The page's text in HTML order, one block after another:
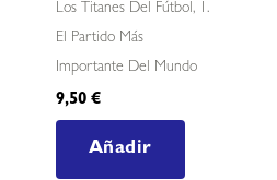
Los Titanes Del Fútbol, 1.
El Partido Más
Importante Del Mundo
9,50 €
Añadir